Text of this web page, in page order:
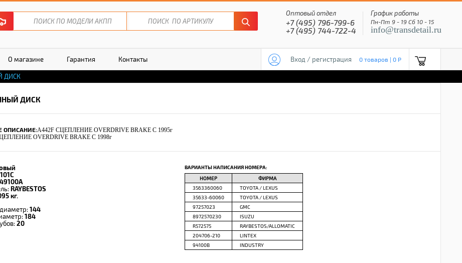
Оптовый отдел
+7 (495) 796-799-6
+7 (495) 744-722-4
График работы
Пн-Пт 9 - 19 Сб 10 - 15
info@transdetail.ru
О магазине Гарантия Контакты Вход / регистрация 0 товаров | 0 P
ДИСК
ДИСК
ОПИСАНИЕ:A442F СЦЕПЛЕНИЕ OVERDRIVE BRAKE C 1995г
OVERDRIVE BRAKE C 1998г
49100A
RAYBESTOS
кг.
144
184
20
ВАРИАНТЫ НАПИСАНИЯ НОМЕРА:
НОМЕР
ФИРМА
3563360060
TOYOTA / LEXUS
35633-60060
TOYOTA / LEXUS
97257023
GMC
8972570230
ISUZU
R572575
RAYBESTOS/ALLOMATIC
204706-210
LINTEX
94100B
INDUSTRY